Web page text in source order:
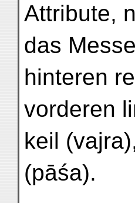
Attribute,
das
hinteren
vorderen
keil
(pāśa).